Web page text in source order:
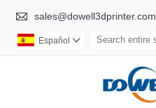
 sales@dowell3dprinter.com
Español 